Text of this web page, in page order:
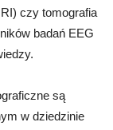
czy tomografia
badań EEG
są
w dziedzinie